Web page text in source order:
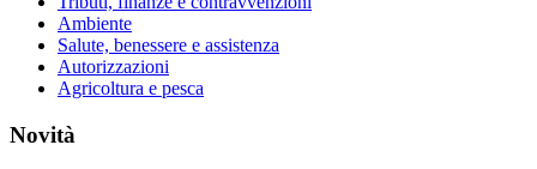
Ambiente
Salute, benessere e assistenza
Autorizzazioni
Agricoltura e pesca
Novità